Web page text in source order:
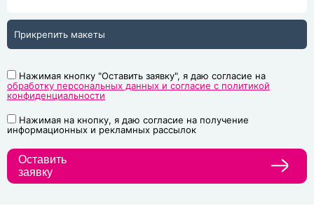
Прикрепить макеты
Нажимая кнопку "Оставить заявку", я даю согласие на
обработку персональных данных и согласие с политикой
конфиденциальности
Нажимая на кнопку, я даю согласие на получение
информационных и рекламных рассылок
Оставить
заявку